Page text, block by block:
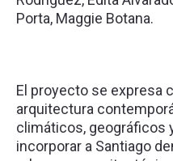
Porta, Maggie Botana.
El proyecto se expresa
arquitectura
climáticos, geográficos
incorporar a Santiago